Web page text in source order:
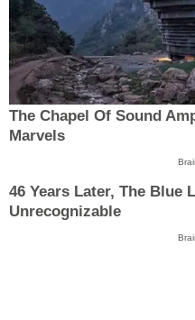
The Chapel Of Sound
Marvels
46 Years Later, The Blue
Unrecognizable